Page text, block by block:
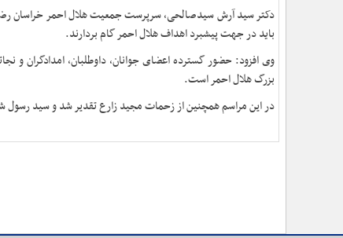
دکتر سید آرش سیدصالحی، سرپرست جمعیت هلال احمر خراسان رضوی
باید در جهت پیشبرد اهداف هلال احمر گام بردارند.
وی افزود: حضور گسترده اعضای جوانان، داوطلبان، امدادگران
بزرگ هلال احمر است.
در این مراسم همچنین از زحمات مجید زارع تقدیر شد و سید